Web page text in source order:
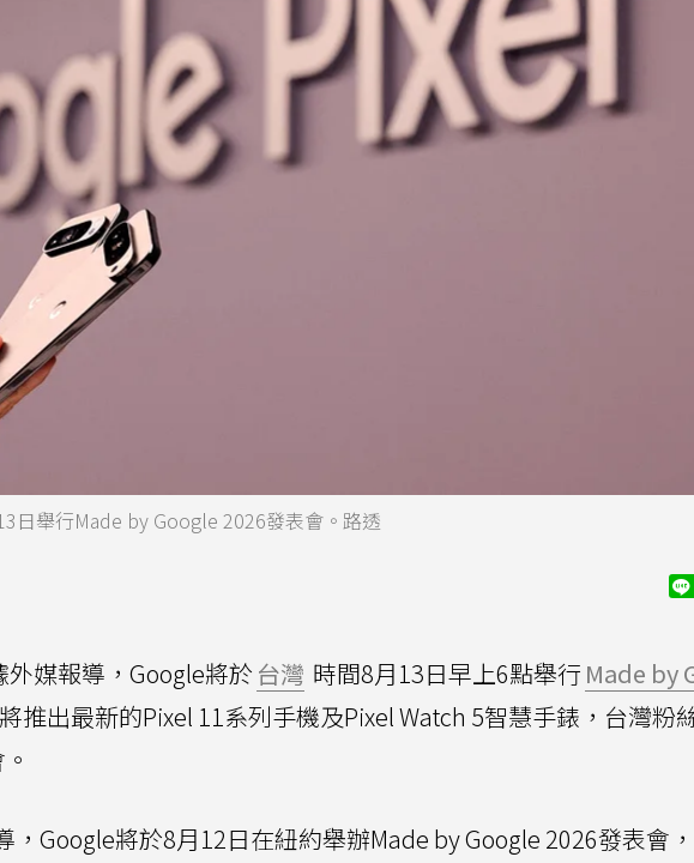
日舉行Made by Google 2026發表會。路透
媒報導，Google將於 台灣 時間8月13日早上6點舉行 Made by
推出最新的Pixel 11系列手機及Pixel Watch 5智慧手錶，台灣粉
，Google將於8月12日在紐約舉辦Made by Google 2026發表會